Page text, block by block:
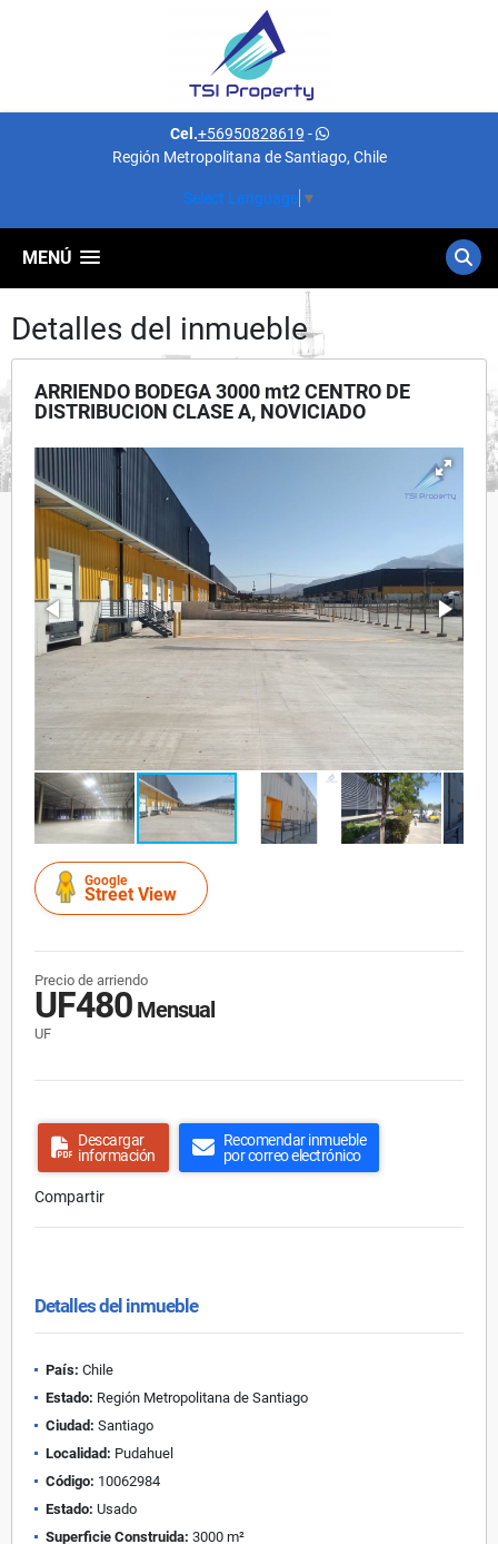
Cel.+56950828619 -
Región Metropolitana de Santiago, Chile
Select Language ▼
MENÚ
Detalles del inmueble
ARRIENDO BODEGA 3000 mt2 CENTRO DE
DISTRIBUCION CLASE A, NOVICIADO
Google
Street View
Precio de arriendo
UF480 Mensual
UF
Descargar
información
Recomendar inmueble
por correo electrónico
Compartir
Detalles del inmueble
País: Chile
Estado: Región Metropolitana de Santiago
Ciudad: Santiago
Localidad: Pudahuel
Código: 10062984
Estado: Usado
Superficie Construida: 3000 m²